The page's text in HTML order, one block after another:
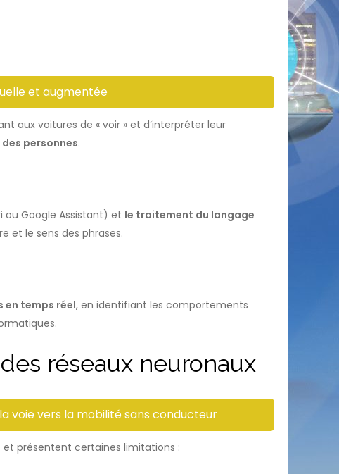
et augmentée
aux voitures de « voir » et d’interpréter leur
personnes.
ou Google Assistant) et le traitement du langage
et le sens des phrases.
en temps réel, en identifiant les comportements
réseaux neuronaux
voie vers la mobilité sans conducteur
présentent certaines limitations :